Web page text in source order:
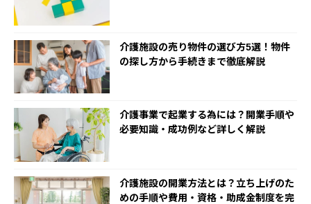
介護施設の売り物件の選び方5選！物件
の探し方から手続きまで徹底解説
介護事業で起業する為には？開業手順や
必要知識・成功例など詳しく解説
介護施設の開業方法とは？立ち上げのた
めの手順や費用・資格・助成金制度を完